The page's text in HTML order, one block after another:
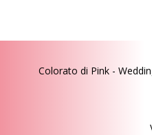
Colorato di Pink -